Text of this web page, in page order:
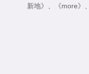
新地》 、 《more》 、